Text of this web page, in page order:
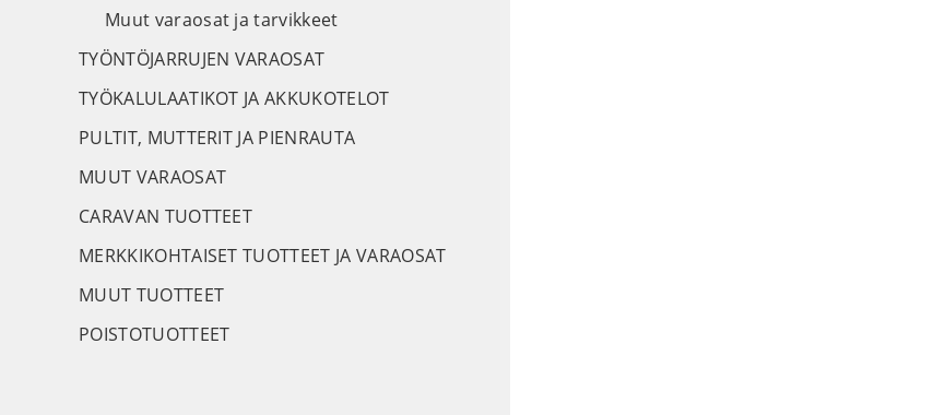
Muut varaosat ja tarvikkeet
TYÖNTÖJARRUJEN VARAOSAT
TYÖKALULAATIKOT JA AKKUKOTELOT
PULTIT, MUTTERIT JA PIENRAUTA
MUUT VARAOSAT
CARAVAN TUOTTEET
MERKKIKOHTAISET TUOTTEET JA VARAOSAT
MUUT TUOTTEET
POISTOTUOTTEET